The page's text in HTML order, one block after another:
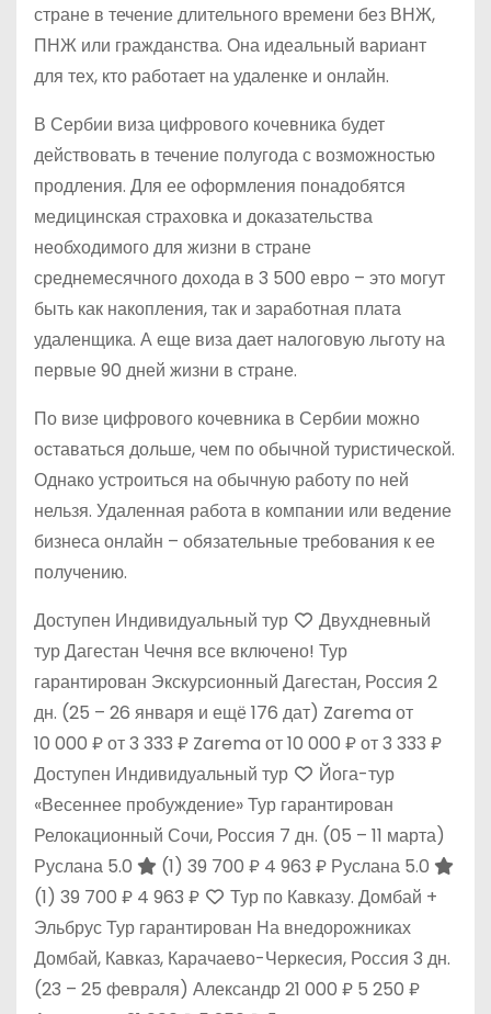
стране в течение длительного времени без ВНЖ,
ПНЖ или гражданства. Она идеальный вариант
для тех, кто работает на удаленке и онлайн.
В Сербии виза цифрового кочевника будет
действовать в течение полугода с возможностью
продления. Для ее оформления понадобятся
медицинская страховка и доказательства
необходимого для жизни в стране
среднемесячного дохода в 3 500 евро – это могут
быть как накопления, так и заработная плата
удаленщика. А еще виза дает налоговую льготу на
первые 90 дней жизни в стране.
По визе цифрового кочевника в Сербии можно
оставаться дольше, чем по обычной туристической.
Однако устроиться на обычную работу по ней
нельзя. Удаленная работа в компании или ведение
бизнеса онлайн – обязательные требования к ее
получению.
Доступен Индивидуальный тур
Двухдневный
тур Дагестан Чечня все включено! Тур
гарантирован Экскурсионный Дагестан, Россия 2
дн. (25 – 26 января и ещё 176 дат) Zarema от
10 000 ₽от 3 333 ₽ Zarema от 10 000 ₽от 3 333 ₽
Доступен Индивидуальный тур
Йога-тур
«Весеннее пробуждение» Тур гарантирован
Релокационный Сочи, Россия 7 дн. (05 – 11 марта)
Руслана 5.0
(1) 39 700 ₽ 4 963 ₽ Руслана 5.0
(1) 39 700 ₽ 4 963 ₽
Тур по Кавказу. Домбай +
Эльбрус Тур гарантирован На внедорожниках
Домбай, Кавказ, Карачаево-Черкесия, Россия 3 дн.
(23 – 25 февраля) Александр21 000 ₽ 5 250 ₽